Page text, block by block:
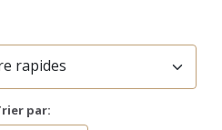
rapides
par: